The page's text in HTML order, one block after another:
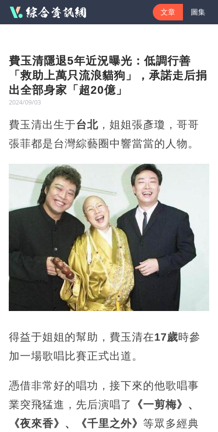
文章 圖集
費玉清隱退5年近況曝光：低調行善
「救助上萬只流浪貓狗」，承諾走后捐
出全部身家「超20億」
2024/09/03
費玉清出生于台北，姐姐張彥瓊，哥哥
張菲都是台灣綜藝圈中響當當的人物。
得益于姐姐的幫助，費玉清在17歲時參
加一場歌唱比賽正式出道。
憑借非常好的唱功，接下來的他歌唱事
業突飛猛進，先后演唱了
《一剪梅》、
《夜來香》、《千里之外》 等眾多經典